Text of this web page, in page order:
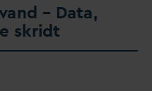
and – Data,
skridt